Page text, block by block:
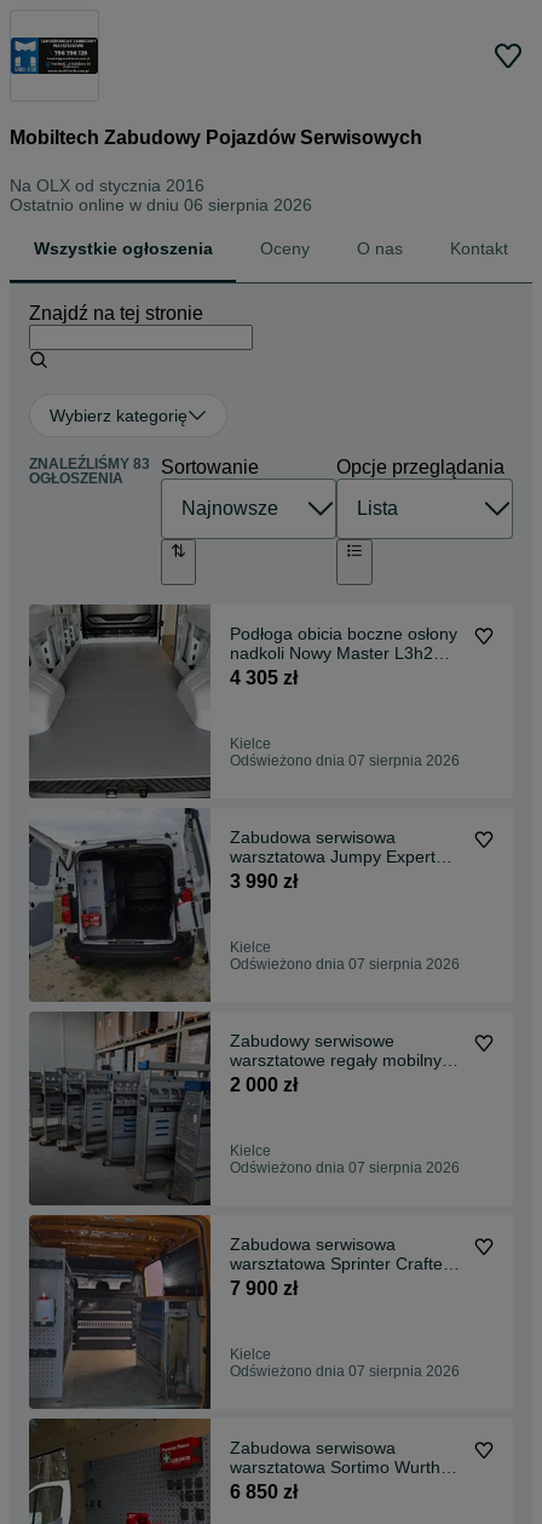
Mobiltech Zabudowy Pojazdów Serwisowych
Na OLX od stycznia 2016
Ostatnio online w dniu 06 sierpnia 2026
Wszystkie ogłoszenia Oceny O nas Kontakt
Znajdź na tej stronie
Wybierz kategorię
ZNALEŹLIŚMY 83
OGŁOSZENIA
Sortowanie Opcje przeglądania
Podłoga obicia boczne osłony
nadkoli Nowy Master L3h2
4 305 zł
Kielce
Odświeżono dnia 07 sierpnia 2026
Zabudowa serwisowa
warsztatowa Jumpy Expert
Proace FV brutto
3 990 zł
Kielce
Odświeżono dnia 07 sierpnia 2026
Zabudowy serwisowe
warsztatowe regały mobilny
serwis nowe i używane FV
2 000 zł
Kielce
Odświeżono dnia 07 sierpnia 2026
Zabudowa serwisowa
warsztatowa Sprinter Crafter
Man TGA FV brutto
7 900 zł
Kielce
Odświeżono dnia 07 sierpnia 2026
Zabudowa serwisowa
warsztatowa Sortimo Wurth
Bott dobór montaż
6 850 zł